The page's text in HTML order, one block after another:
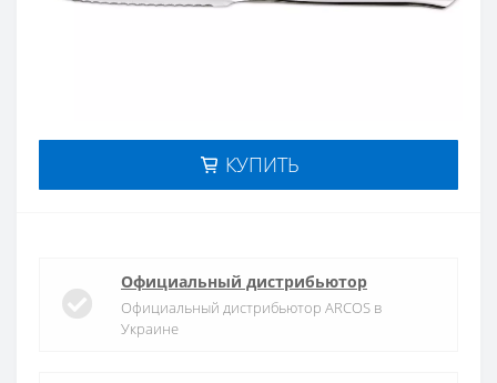
КУПИТЬ
Официальный дистрибьютор
Официальный дистрибьютор ARCOS в
Украине